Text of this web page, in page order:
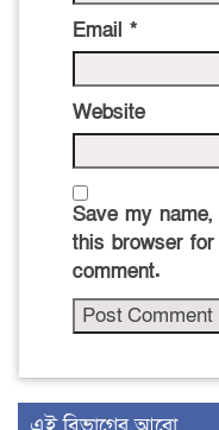
Email *
Website
Save my
this browser
comment.